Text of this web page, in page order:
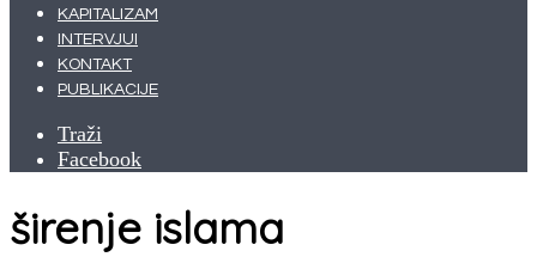
KAPITALIZAM
INTERVJUI
KONTAKT
PUBLIKACIJE
Traži
Facebook
širenje islama